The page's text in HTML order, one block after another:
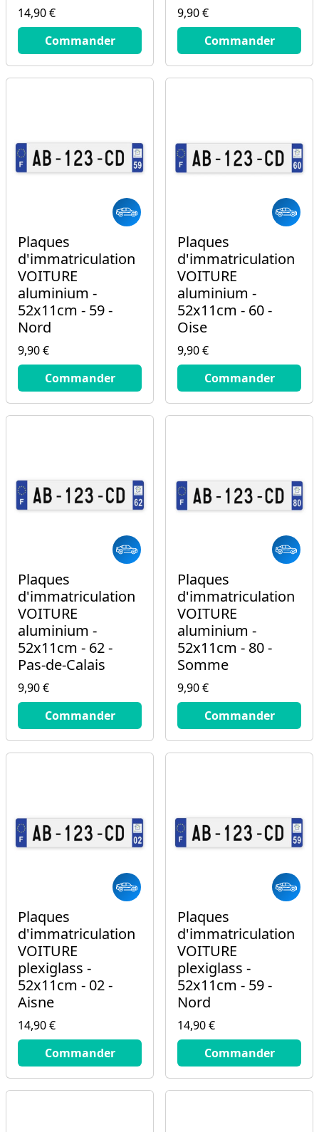
14,90 €
14.9
€Commander
9,90 €
9.9
Commander
Plaques
d'immatriculation
VOITURE
aluminium -
52x11cm - 59 -
Nord
9,90 €
9.9
Commander
Plaques
d'immatriculation
VOITURE
aluminium -
52x11cm - 60 -
Oise
9,90 €
9.9
Commander
Plaques
d'immatriculation
VOITURE
aluminium -
52x11cm - 62 -
Pas-de-Calais
9,90 €
9.9
Commander
Plaques
d'immatriculation
VOITURE
aluminium -
52x11cm - 80 -
Somme
9,90 €
9.9
Commander
Plaques
d'immatriculation
VOITURE
plexiglass -
52x11cm - 02 -
Aisne
14,90 €
14.9
€Commander
Plaques
d'immatriculation
VOITURE
plexiglass -
52x11cm - 59 -
Nord
14,90 €
14.9
€Commander